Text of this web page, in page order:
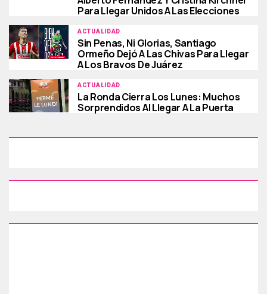
Para Llegar Unidos A Las Elecciones
ACTUALIDAD
Sin Penas, Ni Glorias, Santiago
Ormeño Dejó A Las Chivas Para Llegar
A Los Bravos De Juárez
ACTUALIDAD
La Ronda Cierra Los Lunes: Muchos
Sorprendidos Al Llegar A La Puerta